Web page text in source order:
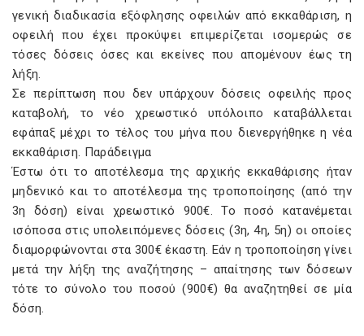
γενική διαδικασία εξόφλησης οφειλών από εκκαθάριση, η
οφειλή που έχει προκύψει επιμερίζεται ισομερώς σε
τόσες δόσεις όσες και εκείνες που απομένουν έως τη
λήξη.
Σε περίπτωση που δεν υπάρχουν δόσεις οφειλής προς
καταβολή, το νέο χρεωστικό υπόλοιπο καταβάλλεται
εφάπαξ μέχρι το τέλος του μήνα που διενεργήθηκε η νέα
εκκαθάριση. Παράδειγμα
Έστω ότι το αποτέλεσμα της αρχικής εκκαθάρισης ήταν
μηδενικό και το αποτέλεσμα της τροποποίησης (από την
3η δόση) είναι χρεωστικό 900€. Το ποσό κατανέμεται
ισόποσα στις υπολειπόμενες δόσεις (3η, 4η, 5η) οι οποίες
διαμορφώνονται στα 300€ έκαστη. Εάν η τροποποίηση γίνει
μετά την λήξη της αναζήτησης – απαίτησης των δόσεων
τότε το σύνολο του ποσού (900€) θα αναζητηθεί σε μία
δόση.